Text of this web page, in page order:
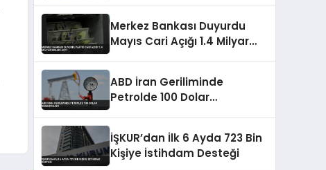
Merkez Bankası Duyurdu
Mayıs Cari Açığı 1.4 Milyar
ABD İran Geriliminde
Petrolde 100 Dolar
İŞKUR’dan İlk 6 Ayda 723 Bin
Kişiye İstihdam Desteği